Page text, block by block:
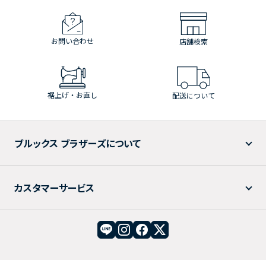
お問い合わせ 店舗検索
裾上げ・お直し 配送について
ブルックス ブラザーズについて
カスタマーサービス